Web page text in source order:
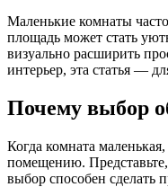
Маленькие комнаты
площадь может стать
визуально расширить
интерьер, эта статья —
Почему выбор
Когда комната
помещению.
выбор способен сделать